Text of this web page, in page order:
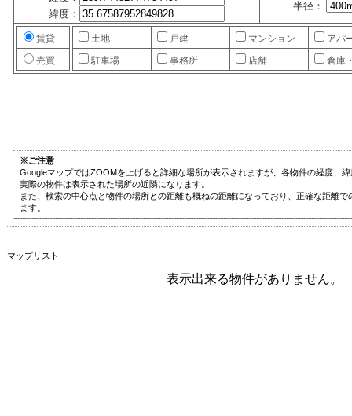
※ご注意
GoogleマップではZOOMを上げると詳細な場所が表示されますが、各物件の経度、
実際の物件は表示された場所の近隣になります。
また、検索の中心点と物件の場所との距離も概ねの距離になっており、正確な距離
ます。
マップリスト